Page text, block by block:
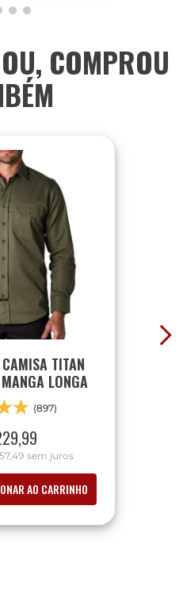
COMPROU
TITAN
LONGA
(897)
,99
sem juros
AO CARRINHO